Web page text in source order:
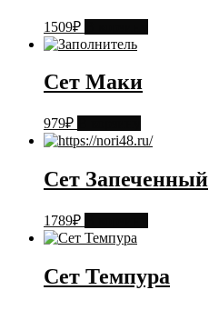
1509₽
Сет Маки
979₽
Сет Запеченный
1789₽
Сет Темпура